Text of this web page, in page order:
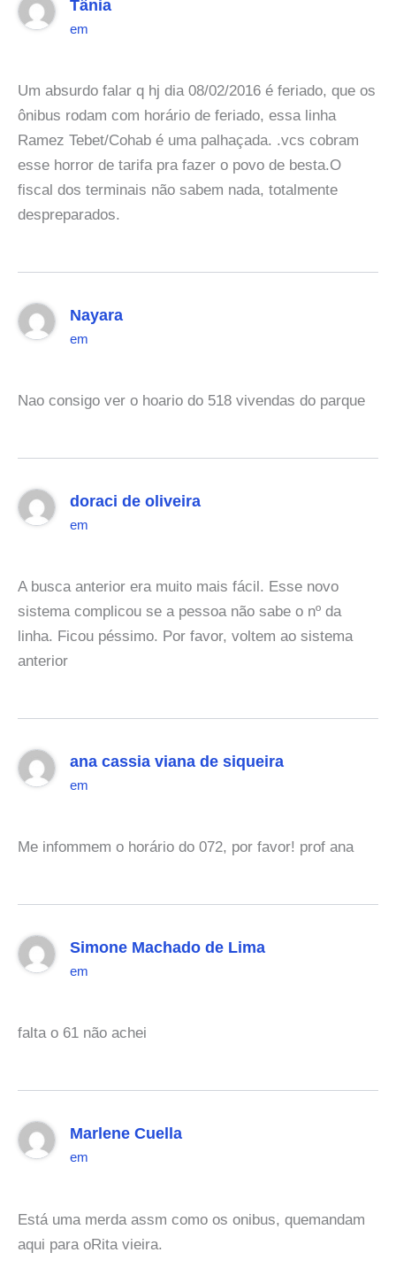
Tânia
em
Um absurdo falar q hj dia 08/02/2016 é feriado, que os
ônibus rodam com horário de feriado, essa linha
Ramez Tebet/Cohab é uma palhaçada. .vcs cobram
esse horror de tarifa pra fazer o povo de besta.O
fiscal dos terminais não sabem nada, totalmente
despreparados.
Nayara
em
Nao consigo ver o hoario do 518 vivendas do parque
doraci de oliveira
em
A busca anterior era muito mais fácil. Esse novo
sistema complicou se a pessoa não sabe o nº da
linha. Ficou péssimo. Por favor, voltem ao sistema
anterior
ana cassia viana de siqueira
em
Me infommem o horário do 072, por favor! prof ana
Simone Machado de Lima
em
falta o 61 não achei
Marlene Cuella
em
Está uma merda assm como os onibus, quemandam
aqui para oRita vieira.